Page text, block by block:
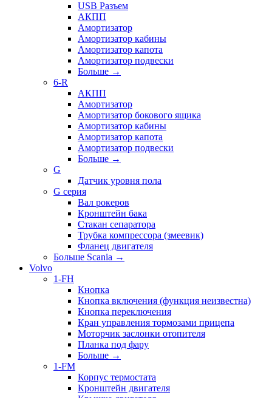
USB Разъем
АКПП
Амортизатор
Амортизатор кабины
Амортизатор капота
Амортизатор подвески
Больше →
6-R
АКПП
Амортизатор
Амортизатор бокового ящика
Амортизатор кабины
Амортизатор капота
Амортизатор подвески
Больше →
G
Датчик уровня пола
G серия
Вал рокеров
Кронштейн бака
Стакан сепаратора
Трубка компрессора (змеевик)
Фланец двигателя
Больше Scania →
Volvo
1-FH
Кнопка
Кнопка включения (функция неизвестна)
Кнопка переключения
Кран управления тормозами прицепа
Моторчик заслонки отопителя
Планка под фару
Больше →
1-FM
Корпус термостата
Кронштейн двигателя